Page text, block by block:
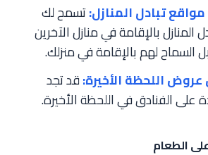
تبادل المنازل:تسمح لك
المنازل بالإقامة في منازل الآخرين
السماح لهم بالإقامة في منزلك.
اللحظة الأخيرة:قد تجد
على الفنادق في اللحظة الأخيرة.